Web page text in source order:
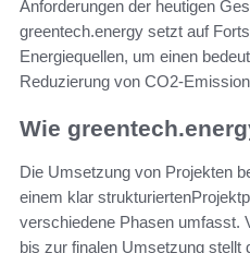
Anforderungen der heutigen
greentech.energy setzt auf
Energiequellen, um einen
Reduzierung von CO2-
Wie
Die Umsetzung von Projekten
einem klar
verschiedene Phasen umfasst.
bis zur finalen Umsetzung stellt